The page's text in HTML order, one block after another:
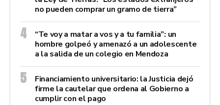
no pueden comprar un gramo de tierra”
“Te voy a matar a vos y a tu familia”: un
hombre golpeó y amenazó a un adolescente
a la salida de un colegio en Mendoza
Financiamiento universitario: la Justicia dejó
firme la cautelar que ordena al Gobierno a
cumplir con el pago